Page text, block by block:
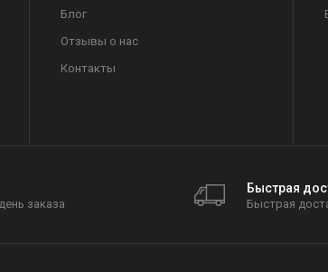
Блог
Отзывы о нас
Контакты
заказа
Быстрая
Быстрая